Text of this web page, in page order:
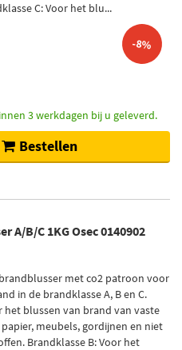
C: Voor het blu...
-8%
3 werkdagen bij u geleverd.
Bestellen
A/B/C 1KG Osec 0140902
met co2 patroon voor
in de brandklasse A, B en C.
het blussen van brand van vaste
meubels, gordijnen en niet
Brandklasse B: Voor het